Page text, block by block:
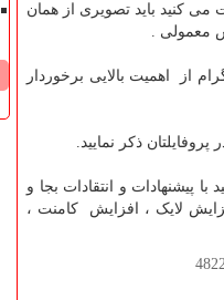
می کنید باید تصویری از همان
معمولی .
از اهمیت بالایی برخوردار
ذکر نمایید.
پیشنهادات و انتقادات بجا و
لایک ، افزایش کامنت ،